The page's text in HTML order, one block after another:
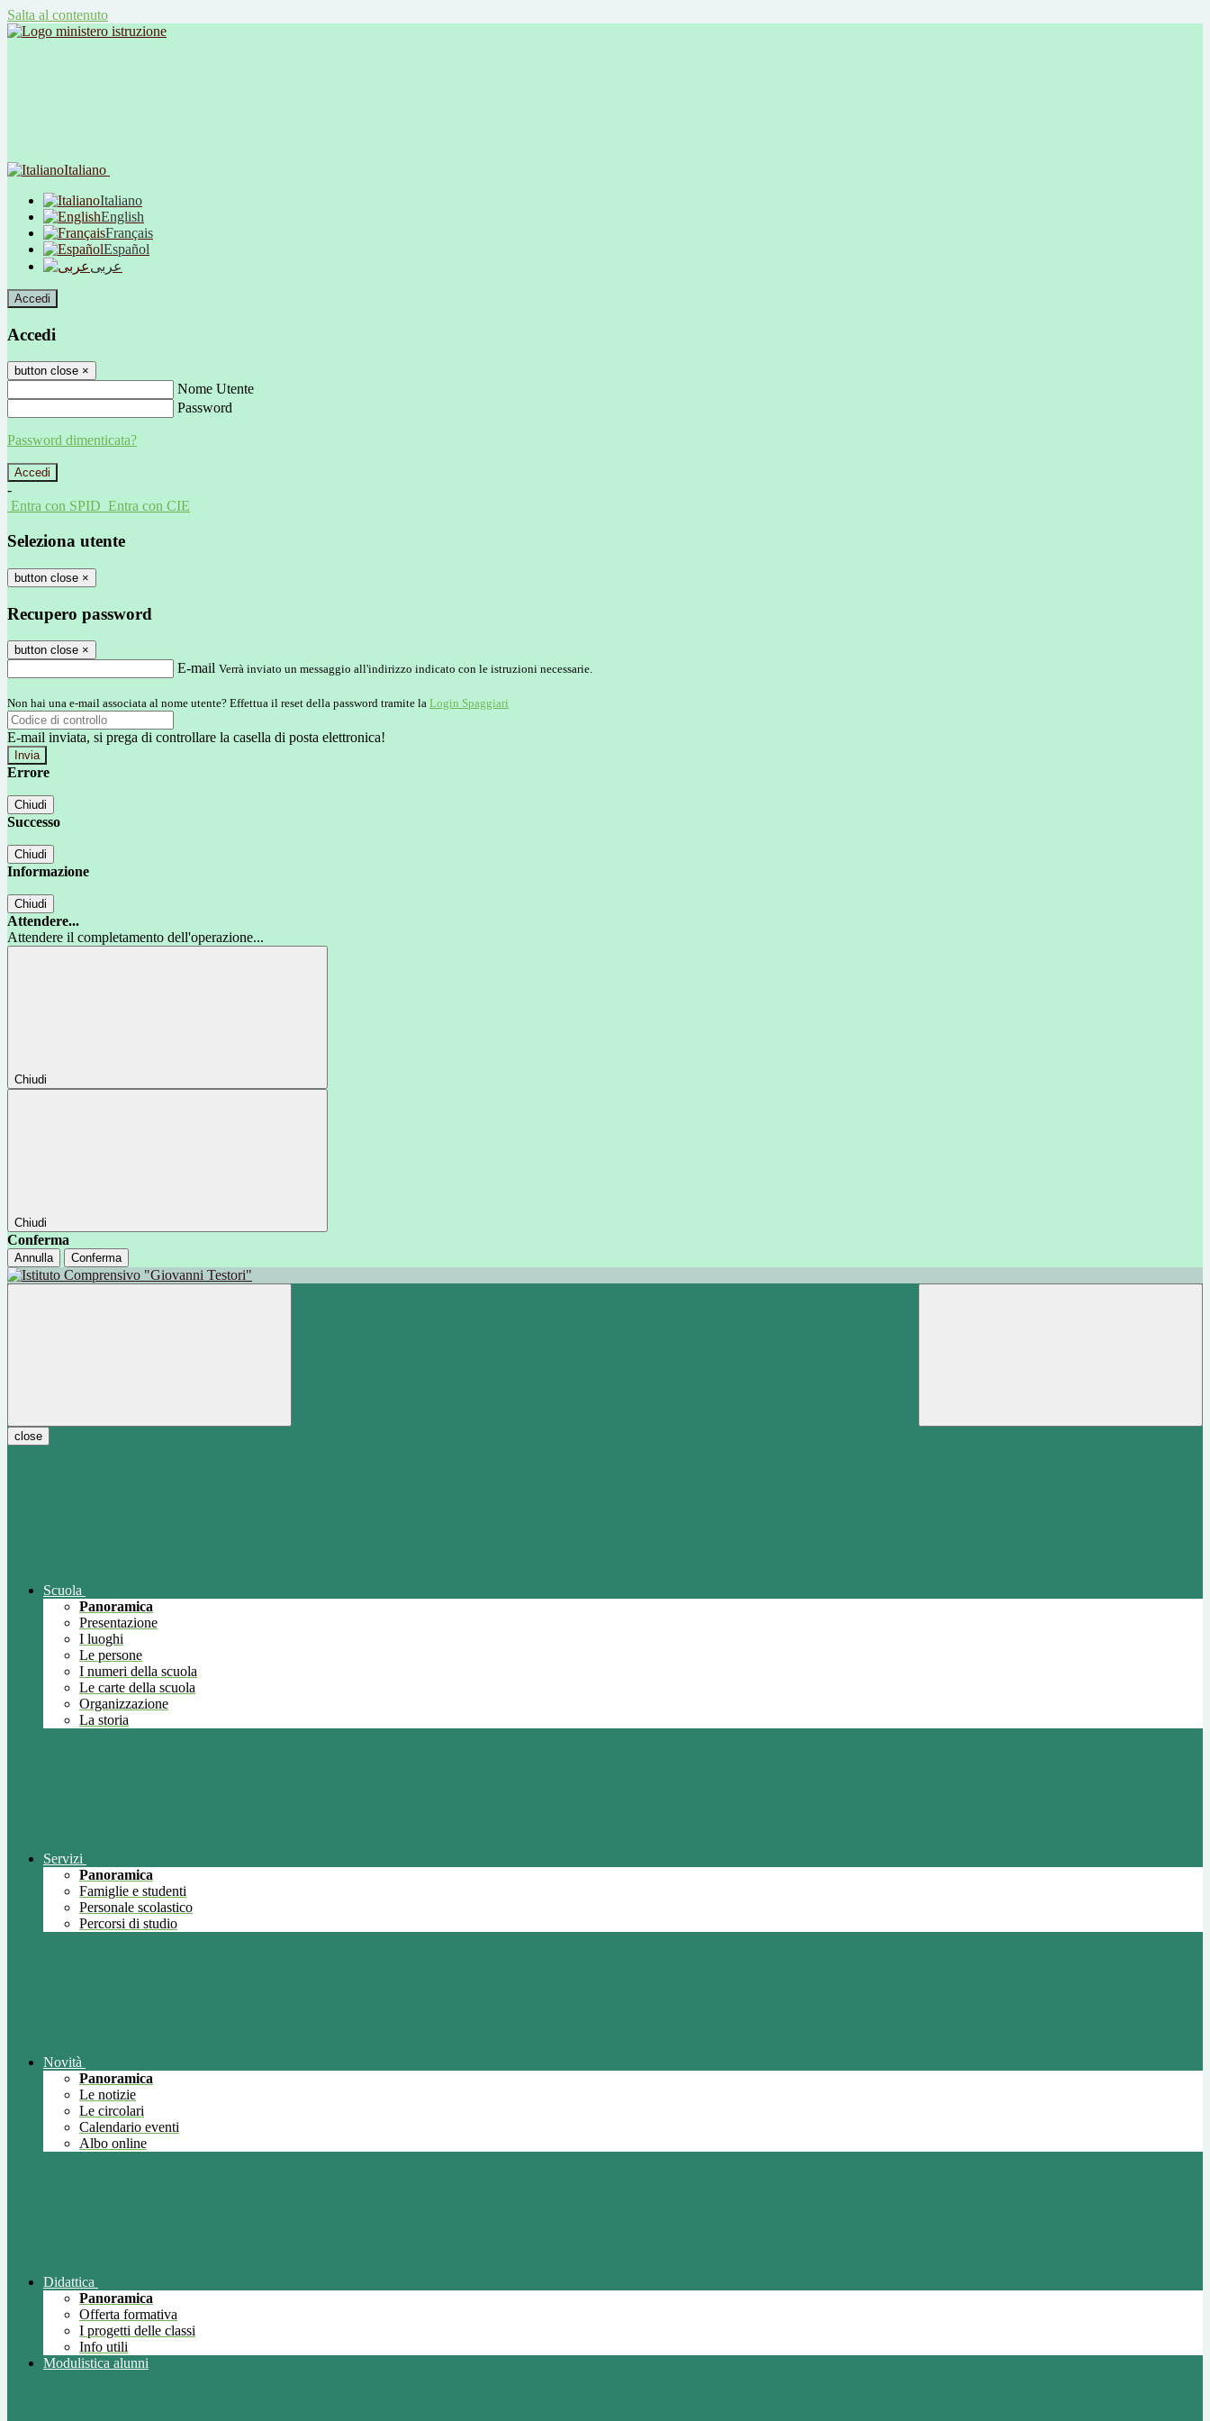
Salta al contenuto
Italiano
Italiano
English
Français
Español
عربى
Accedi
Accedi
button close ×
Nome Utente
Password
Password dimenticata?
-
Entra con SPID Entra con CIE
Seleziona utente
button close ×
Recupero password
button close ×
E-mail Verrà inviato un messaggio all'indirizzo indicato con le istruzioni necessarie.
Non hai una e-mail associata al nome utente? Effettua il reset della password tramite la Login Spaggiari
E-mail inviata, si prega di controllare la casella di posta elettronica!
Errore
Chiudi
Successo
Chiudi
Informazione
Chiudi
Attendere...
Attendere il completamento dell'operazione...
Chiudi
Chiudi
Conferma
Annulla Conferma
close
Scuola
Panoramica
Presentazione
I luoghi
Le persone
I numeri della scuola
Le carte della scuola
Organizzazione
La storia
Servizi
Panoramica
Famiglie e studenti
Personale scolastico
Percorsi di studio
Novità
Panoramica
Le notizie
Le circolari
Calendario eventi
Albo online
Didattica
Panoramica
Offerta formativa
I progetti delle classi
Info utili
Modulistica alunni